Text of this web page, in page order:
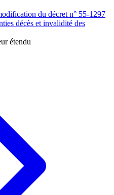
du décret n° 55-1297
décès et invalidité des
étendu